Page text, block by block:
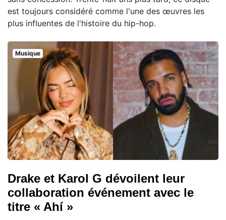
est toujours considéré comme l'une des œuvres les
plus influentes de l'histoire du hip-hop.
Musique
Drake et Karol G dévoilent leur
collaboration événement avec le
titre « Ahí »